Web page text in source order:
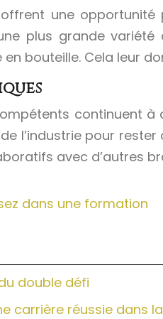
une
plus grande
bouteille. Cela leur
continuent
l’industrie pour
avec d’autres
dans une formation
double défi
carrière réussie dans